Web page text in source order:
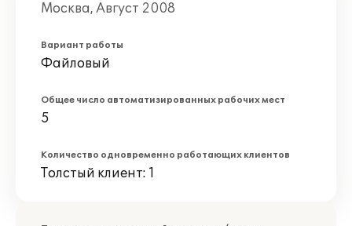
Москва, Август 2008
Вариант работы
Файловый
Общее число автоматизированных рабочих мест
5
Количество одновременно работающих клиентов
Толстый клиент: 1